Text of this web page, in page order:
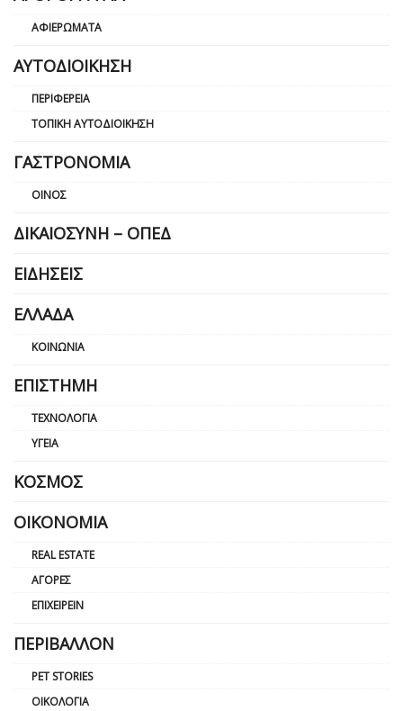
ΑΦΙΕΡΏΜΑΤΑ
ΑΥΤΟΔΙΟΊΚΗΣΗ
ΠΕΡΙΦΈΡΕΙΑ
ΤΟΠΙΚΉ ΑΥΤΟΔΙΟΊΚΗΣΗ
ΓΑΣΤΡΟΝΟΜΊΑ
ΟΊΝΟΣ
ΔΙΚΑΙΟΣΎΝΗ – ΟΠΕΔ
ΕΙΔΉΣΕΙΣ
ΕΛΛΆΔΑ
ΚΟΙΝΩΝΊΑ
ΕΠΙΣΤΉΜΗ
ΤΕΧΝΟΛΟΓΊΑ
ΥΓΕΊΑ
ΚΌΣΜΟΣ
ΟΙΚΟΝΟΜΊΑ
REAL ESTATE
ΑΓΟΡΈΣ
ΕΠΙΧΕΙΡΕΊΝ
ΠΕΡΙΒΆΛΛΟΝ
PET STORIES
ΟΙΚΟΛΟΓΊΑ